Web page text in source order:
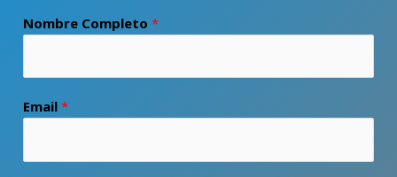
Nombre Completo *
Email *